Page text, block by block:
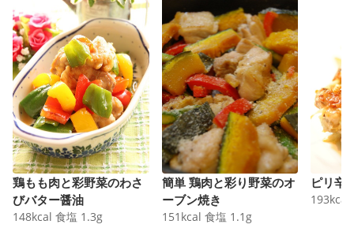
鶏もも肉と彩野菜のわさ
びバター醤油
148kcal 食塩 1.3g
簡単 鶏肉と彩り野菜のオ
ーブン焼き
151 kcal 食塩 1.1 g
ピリ辛
193kcal